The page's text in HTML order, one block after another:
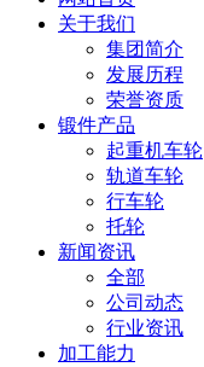
关于我们
集团简介
发展历程
荣誉资质
锻件产品
起重机车轮
轨道车轮
行车轮
托轮
新闻资讯
全部
公司动态
行业资讯
加工能力